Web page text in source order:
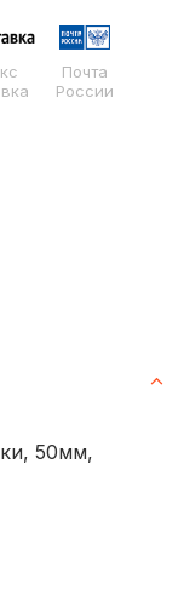
Почта
России
50мм,